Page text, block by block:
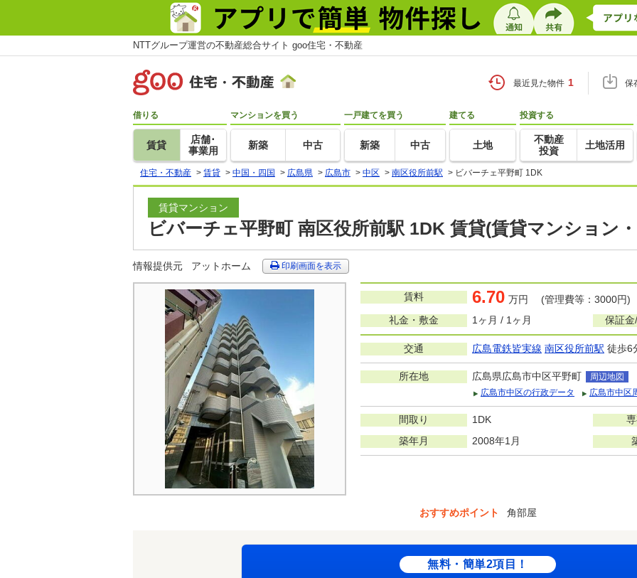
NTTグループ運営の不動産総合サイト goo住宅・不動産
最近見た物件 1 保
借りる
賃貸
店舗･
事業用
マンションを買う
新築 中古
一戸建てを買う
新築 中古
建てる
土地
投資する
不動産
投資
土地活用
住宅・不動産 > 賃貸 > 中国・四国 > 広島県 > 広島市 > 中区 > 南区役所前駅 > ビバーチェ平野町 1DK
賃貸マンション
ビバーチェ平野町 南区役所前駅 1DK 賃貸(賃貸マンション
情報提供元 アットホーム 印刷画面を表示
賃料 6.70 万円 (管理費等：3000円)
礼金・敷金
1ヶ月 / 1ヶ月 保証金
交通 広島電鉄皆実線 南区役所前駅 徒歩6
所在地 広島県広島市中区平野町
周辺地図
広島市中区の行政データ
広島市中区
間取り 1DK
築年月 2008年1月
おすすめポイント 角部屋
無料・簡単2項目！